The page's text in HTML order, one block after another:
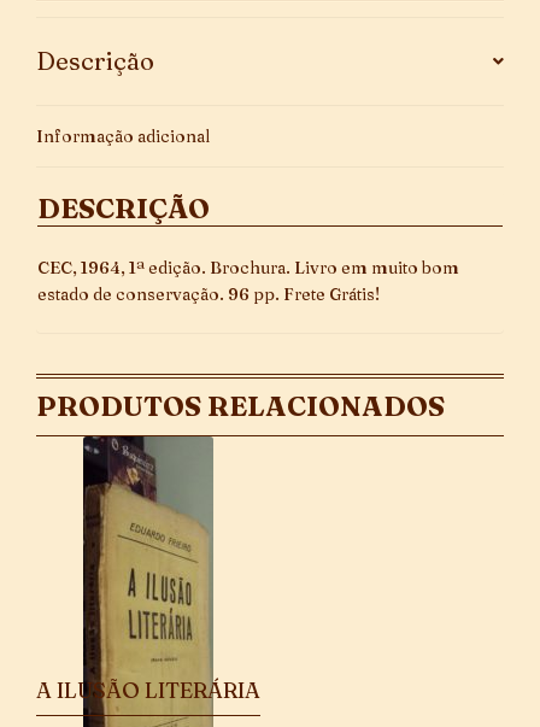
Descrição
Informação adicional
DESCRIÇÃO
CEC, 1964, 1ª edição. Brochura. Livro em muito bom
estado de conservação. 96 pp. Frete Grátis!
PRODUTOS RELACIONADOS
A ILUSÃO LITERÁRIA